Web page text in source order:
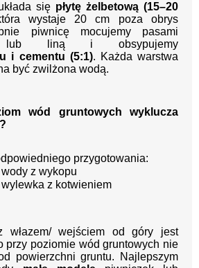
się płytę żelbetową (15–20
wystaje 20 cm poza obrys
piwnicę mocujemy pasami
lub liną i obsypujemy
i cementu (5:1). Każda warstwa
być zwilżona wodą.
wód gruntowych wyklucza
przygotowania:
z wykopu
wylewka z kotwieniem
włazem/ wejściem od góry jest
przy poziomie wód gruntowych nie
powierzchni gruntu. Najlepszym